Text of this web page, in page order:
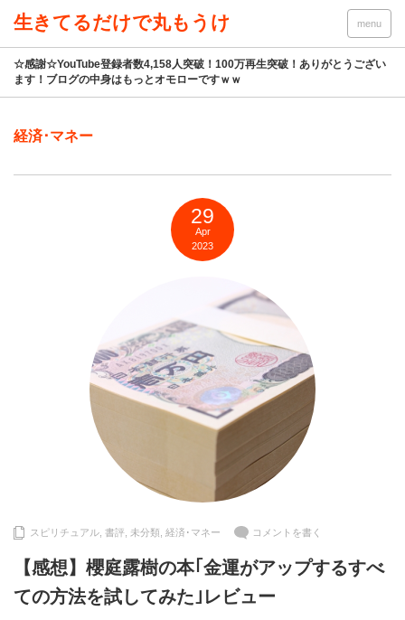
生きてるだけで丸もうけ menu
☆感謝☆YouTube登録者数4,158人突破！100万再生突破！ありがとうござい
ます！ブログの中身はもっとオモローですｗｗ
経済･マネー
29
Apr
2023
スピリチュアル 書評 未分類 経済･マネー コメントを書く
【感想】櫻庭露樹の本｢金運がアップするすべ
ての方法を試してみた｣レビュー